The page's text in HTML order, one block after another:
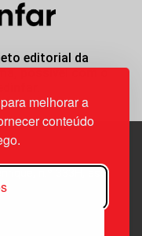
melhorar a
conteúdo
editorial da
possível com o
n.º 333H, esc.